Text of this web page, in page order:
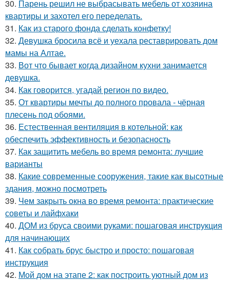
30. Парень решил не выбрасывать мебель от хозяина
квартиры и захотел его переделать.
31. Как из старого фонда сделать конфетку!
32. Девушка бросила всё и уехала реставрировать дом
мамы на Алтае.
33. Вот что бывает когда дизайном кухни занимается
девушка.
34. Как говорится, угадай регион по видео.
35. От квартиры мечты до полного провала - чёрная
плесень под обоями.
36. Естественная вентиляция в котельной: как
обеспечить эффективность и безопасность
37. Как защитить мебель во время ремонта: лучшие
варианты
38. Какие современные сооружения, такие как высотные
здания, можно посмотреть
39. Чем закрыть окна во время ремонта: практические
советы и лайфхаки
40. ДОМ из бруса своими руками: пошаговая инструкция
для начинающих
41. Как собрать брус быстро и просто: пошаговая
инструкция
42. Мой дом на этапе 2: как построить уютный дом из